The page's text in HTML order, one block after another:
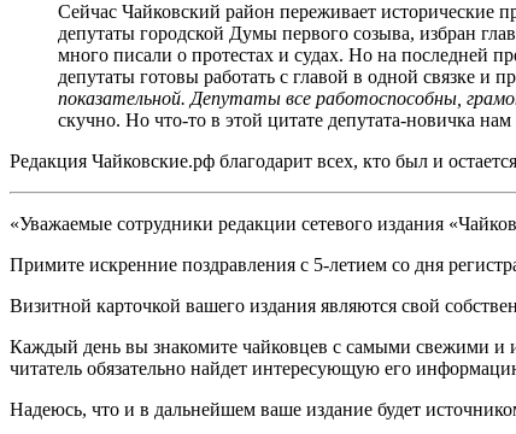
Сейчас Чайковский район переживает исторические
депутаты городской Думы первого созыва, избран
много писали о протестах и судах. Но на последней
депутаты готовы работать с главой в одной связке и
показательной. Депутаты все работоспособны,
скучно. Но что-то в этой цитате депутата-новичка
Редакция Чайковские.рф благодарит всех, кто был и
«Уважаемые сотрудники редакции сетевого издания
Примите искренние поздравления с 5-летием со дня
Визитной карточкой вашего издания являются свой
Каждый день вы знакомите чайковцев с самыми свежими и
читатель обязательно найдет интересующую его
Надеюсь, что и в дальнейшем ваше издание будет